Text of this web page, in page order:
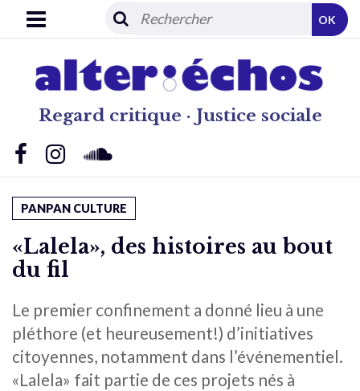
Regard critique · Justice sociale
OK
PANPAN CULTURE
«Lalela», des histoires au bout
du fil
Le premier confinement a donné lieu à une
pléthore (et heureusement!) d’initiatives
citoyennes, notamment dans l’événementiel.
«Lalela» fait partie de ces projets nés à